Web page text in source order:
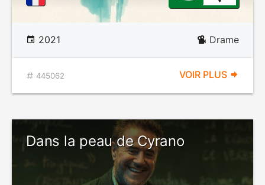
2021 Drame
445062 VOIR PLUS
Dans la peau de Cyrano